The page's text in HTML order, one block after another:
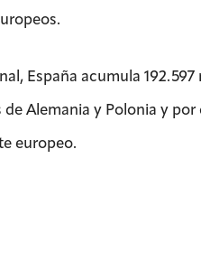
España acumula
Alemania y Polonia y
europeo.